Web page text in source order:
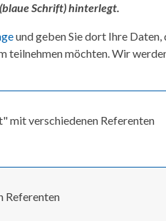
Schrift) hinterlegt.
und geben Sie dort Ihre Daten,
teilnehmen möchten. Wir
mit verschiedenen Referenten
Referenten